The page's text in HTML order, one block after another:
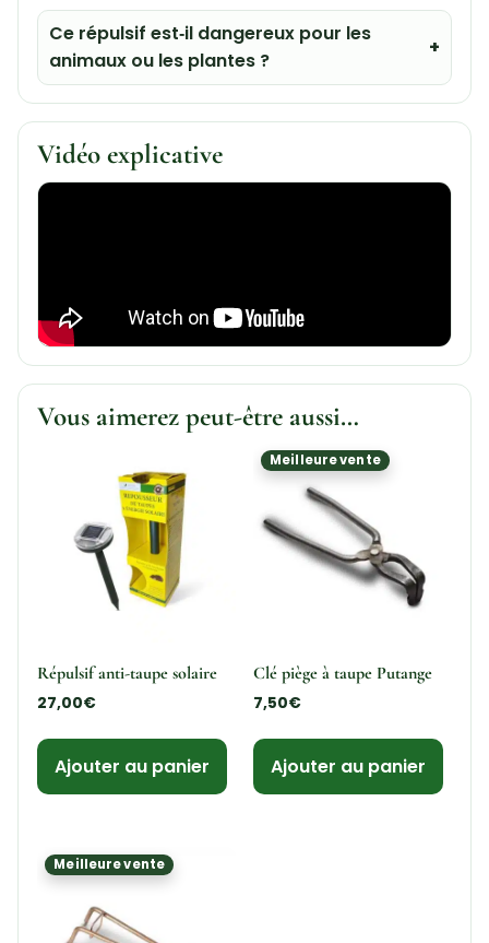
Ce répulsif est‑il dangereux pour les
animaux ou les plantes ?
Vidéo explicative
Vous aimerez peut-être aussi…
Répulsif anti-taupe solaire
27,00€
Ajouter au panier
Meilleure vente
Clé piège à taupe Putange
7,50€
Ajouter au panier
Meilleure vente